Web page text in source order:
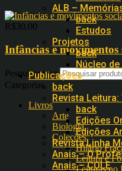
ALB –
back
Estudos
Projetos
back
Núcleo de
Publicações
back
Revista
back
Edições
Edições
Revista Linha
Anais – O
Anais – COLE
R$30,00
Infâncias e movimentos
Pesquisar por:
Categorias
Livros
Arte
Biologia
Coleções
Hilário
Leitura e
Leituras no